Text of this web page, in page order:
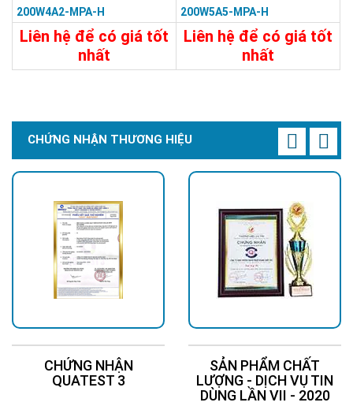
200W4A2-MPA-H
Liên hệ để có giá tốt
nhất
200W5A5-MPA-H
Liên hệ để có giá tốt
nhất
CHỨNG NHẬN THƯƠNG HIỆU
CHỨNG NHẬN
QUATEST 3
SẢN PHẨM CHẤT
LƯỢNG - DỊCH VỤ TIN
DÙNG LẦN VII - 2020